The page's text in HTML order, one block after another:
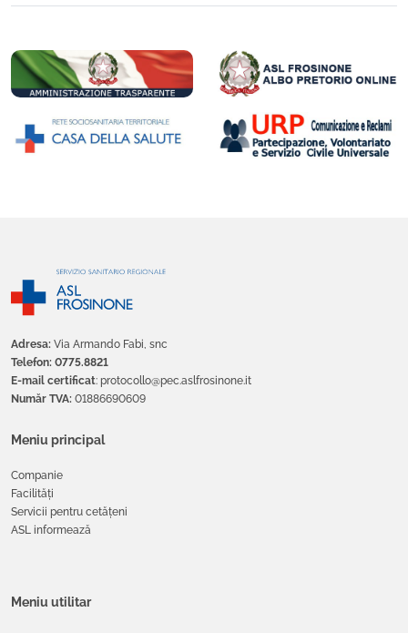
Adresa: Via Armando Fabi, snc
Telefon: 0775.8821
E-mail certificat: protocollo@pec.aslfrosinone.it
Număr TVA: 01886690609
Meniu principal
Companie
Facilități
Servicii pentru cetățeni
ASL informează
Meniu utilitar